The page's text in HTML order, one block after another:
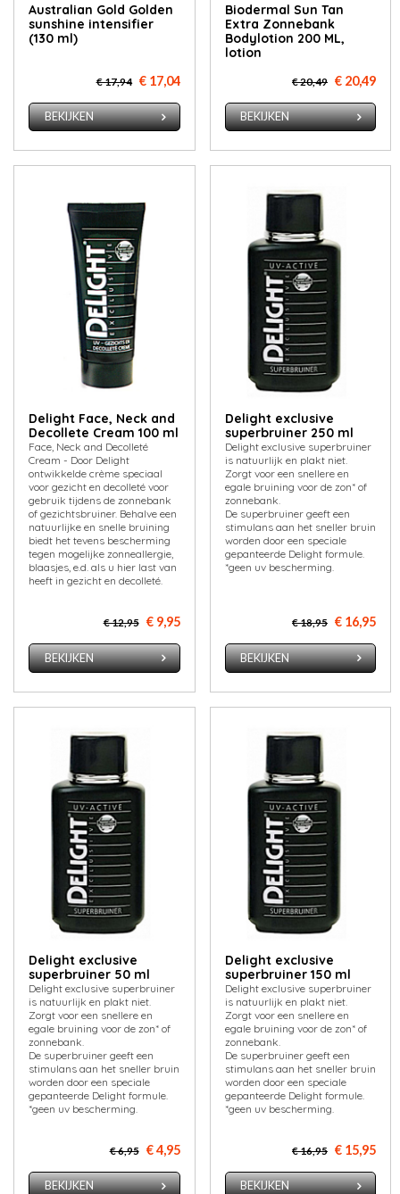
Australian Gold Golden
sunshine intensifier
(130 ml)
€ 17,94 € 17,04
BEKIJKEN
Biodermal Sun Tan
Extra Zonnebank
Bodylotion 200 ML,
lotion
€ 20,49 € 20,49
BEKIJKEN
Delight Face, Neck and
Decollete Cream 100 ml
Face, Neck and Decolleté
Cream - Door Delight
ontwikkelde crème speciaal
voor gezicht en decolleté voor
gebruik tijdens de zonnebank
of gezichtsbruiner. Behalve een
natuurlijke en snelle bruining
biedt het tevens bescherming
tegen mogelijke zonneallergie,
blaasjes, e.d. als u hier last van
heeft in gezicht en decolleté.
€ 12,95 € 9,95
BEKIJKEN
Delight exclusive
superbruiner 250 ml
Delight exclusive superbruiner
is natuurlijk en plakt niet.
Zorgt voor een snellere en
egale bruining voor de zon* of
zonnebank.
De superbruiner geeft een
stimulans aan het sneller bruin
worden door een speciale
gepanteerde Delight formule.
*geen uv bescherming.
€ 18,95 € 16,95
BEKIJKEN
Delight exclusive
superbruiner 50 ml
Delight exclusive superbruiner
is natuurlijk en plakt niet.
Zorgt voor een snellere en
egale bruining voor de zon* of
zonnebank.
De superbruiner geeft een
stimulans aan het sneller bruin
worden door een speciale
gepanteerde Delight formule.
*geen uv bescherming.
€ 6,95 € 4,95
BEKIJKEN
Delight exclusive
superbruiner 150 ml
Delight exclusive superbruiner
is natuurlijk en plakt niet.
Zorgt voor een snellere en
egale bruining voor de zon* of
zonnebank.
De superbruiner geeft een
stimulans aan het sneller bruin
worden door een speciale
gepanteerde Delight formule.
*geen uv bescherming.
€ 16,95 € 15,95
BEKIJKEN